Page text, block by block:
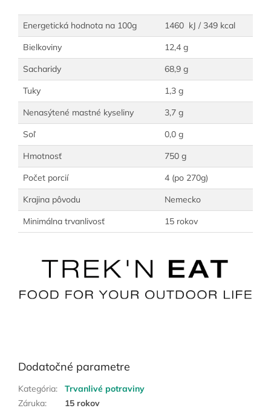
Energetická hodnota na 100g
1460 kJ / 349 kcal
Bielkoviny
12,4 g
Sacharidy
68,9 g
Tuky
1,3 g
Nenasýtené mastné kyseliny
3,7 g
Soľ
0,0 g
Hmotnosť
750 g
Počet porcií
4 (po 270g)
Krajina pôvodu
Nemecko
Minimálna trvanlivosť
15 rokov
Dodatočné parametre
Kategória:
Trvanlivé potraviny
Záruka:
15 rokov